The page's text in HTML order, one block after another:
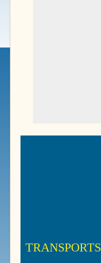
TRANSPORTS